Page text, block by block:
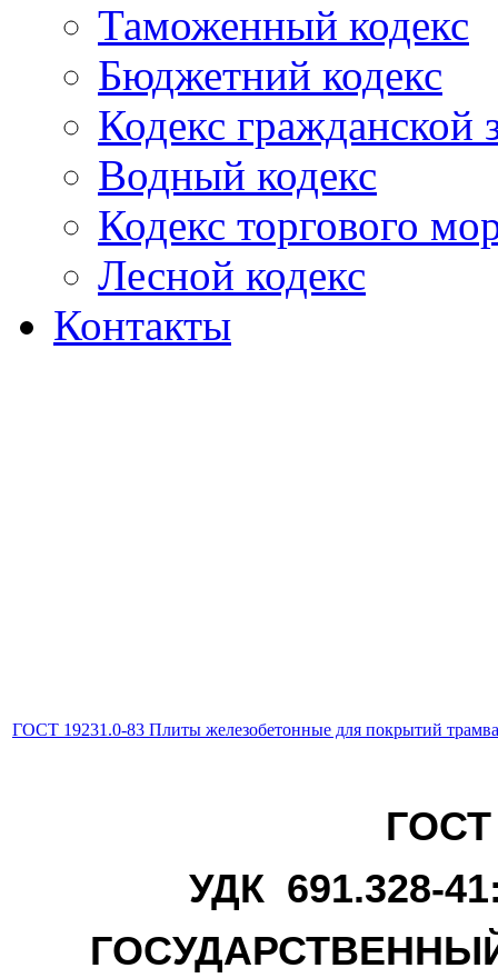
Таможенный кодекс
Бюджетний кодекс
Кодекс гражданской
Водный кодекс
Кодекс торгового
Лесной кодекс
Контакты
ГОСТ 19231.0-83 Плиты железобетонные для покрытий
ГОСТ
УДК 691.328-